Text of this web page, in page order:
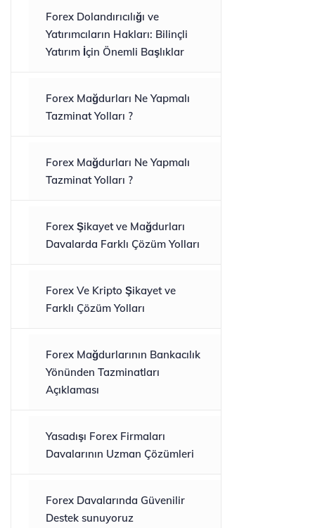
Forex Dolandırıcılığı ve
Yatırımcıların Hakları: Bilinçli
Yatırım İçin Önemli Başlıklar
Forex Mağdurları Ne Yapmalı
Tazminat Yolları ?
Forex Mağdurları Ne Yapmalı
Tazminat Yolları ?
Forex Şikayet ve Mağdurları
Davalarda Farklı Çözüm Yolları
Forex Ve Kripto Şikayet ve
Farklı Çözüm Yolları
Forex Mağdurlarının Bankacılık
Yönünden Tazminatları
Açıklaması
Yasadışı Forex Firmaları
Davalarının Uzman Çözümleri
Forex Davalarında Güvenilir
Destek sunuyoruz